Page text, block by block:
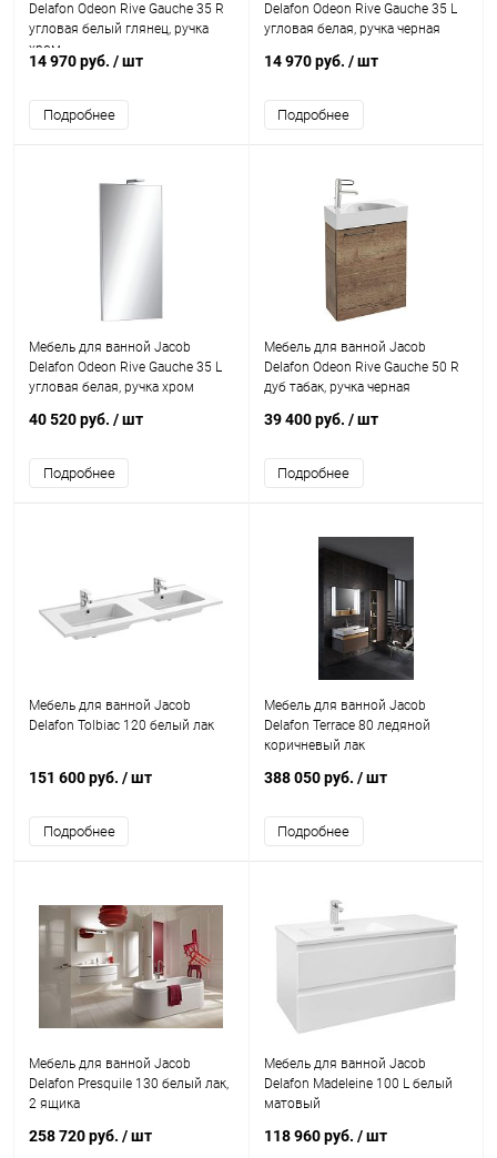
Delafon Odeon Rive Gauche 35 R
угловая белый глянец, ручка
хром
14 970 руб. / шт
Подробнее
Delafon Odeon Rive Gauche 35 L
угловая белая, ручка черная
14 970 руб. / шт
Подробнее
Мебель для ванной Jacob
Delafon Odeon Rive Gauche 35 L
угловая белая, ручка хром
40 520 руб. / шт
Подробнее
Мебель для ванной Jacob
Delafon Odeon Rive Gauche 50 R
дуб табак, ручка черная
39 400 руб. / шт
Подробнее
Мебель для ванной Jacob
Delafon Tolbiac 120 белый лак
151 600 руб. / шт
Подробнее
Мебель для ванной Jacob
Delafon Terrace 80 ледяной
коричневый лак
388 050 руб. / шт
Подробнее
Мебель для ванной Jacob
Delafon Presquile 130 белый лак,
2 ящика
258 720 руб. / шт
Мебель для ванной Jacob
Delafon Madeleine 100 L белый
матовый
118 960 руб. / шт